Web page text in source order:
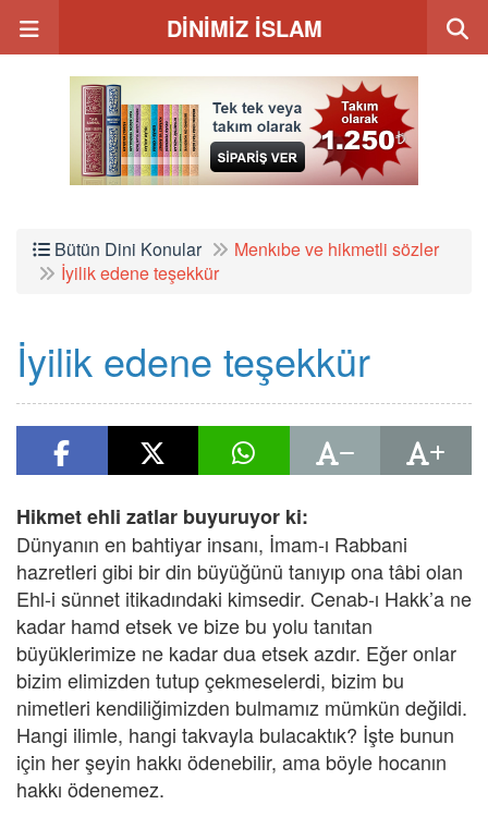
DİNİMİZ İSLAM
Bütün Dini Konular
Menkıbe ve hikmetli sözler
İyilik edene teşekkür
İyilik edene teşekkür
Hikmet ehli zatlar buyuruyor ki:
Dünyanın en bahtiyar insanı, İmam-ı Rabbani
hazretleri gibi bir din büyüğünü tanıyıp ona tâbi olan
Ehl-i sünnet itikadındaki kimsedir. Cenab-ı Hakk’a ne
kadar hamd etsek ve bize bu yolu tanıtan
büyüklerimize ne kadar dua etsek azdır. Eğer onlar
bizim elimizden tutup çekmeselerdi, bizim bu
nimetleri kendiliğimizden bulmamız mümkün değildi.
Hangi ilimle, hangi takvayla bulacaktık? İşte bunun
için her şeyin hakkı ödenebilir, ama böyle hocanın
hakkı ödenemez.